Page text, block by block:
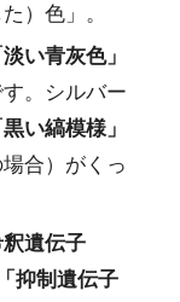
）色」。
淡い青灰色」
。シルバー
い縞模様」
合）がくっ
釈遺伝子
「抑制遺伝子